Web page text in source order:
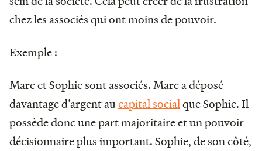
chez les associés qui ont moins de pouvoir.
Exemple :
Marc et Sophie sont associés. Marc a déposé
davantage d’argent aucapital socialque Sophie. Il
possède donc une part majoritaire et un pouvoir
décisionnaire plus important. Sophie, de son côté,